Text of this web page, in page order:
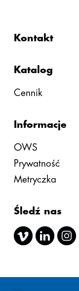
Kontakt
Katalog
Cennik
Informacje
OWS
Prywatność
Metryczka
Śledź nas